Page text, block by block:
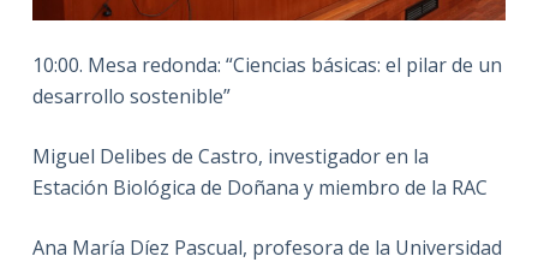
10:00. Mesa redonda: “Ciencias básicas: el pilar de un
desarrollo sostenible”
Miguel Delibes de Castro, investigador en la
Estación Biológica de Doñana y miembro de la RAC
Ana María Díez Pascual, profesora de la Universidad